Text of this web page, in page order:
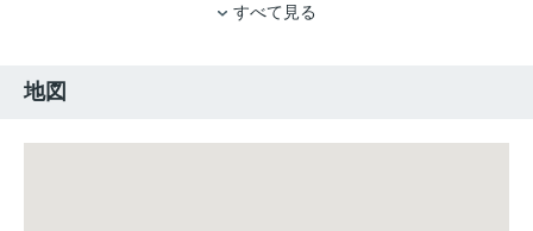
すべて見る
地図